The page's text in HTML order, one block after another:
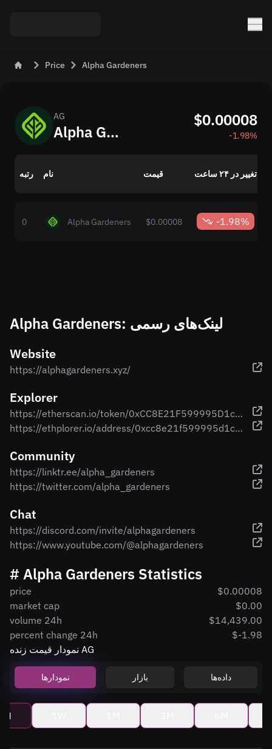
Price Alpha Gardeners
AG
Alpha Gardeners (AG) امروز: قیمت به‌روزشده
$0.00008
-1.98%
رتبه نام قیمت تغییر در ۲۴ ساعت
0 Alpha Gardeners $0.00008 -1.98%
Alpha Gardeners: لینک‌های رسمی
Website
https://alphagardeners.xyz/
Explorer
https://etherscan.io/token/0xCC8E21F599995D1c8367054841b8af5024DDf01b
https://ethplorer.io/address/0xcc8e21f599995d1c8367054841b8af5024ddf01b
Community
https://linktr.ee/alpha_gardeners
https://twitter.com/alpha_gardeners
Chat
https://discord.com/invite/alphagardeners
https://www.youtube.com/@alphagardeners
# Alpha Gardeners Statistics
price
$0.00008
market cap
$0.00
volume 24h
$14,439.00
percent change 24h
$-1.98
نمودار قیمت زنده AG
نمودارها بازار داده‌ها